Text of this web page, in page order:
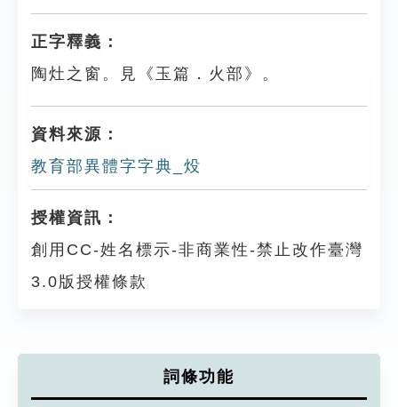
正字釋義：
陶灶之窗。見《玉篇．火部》。
資料來源：
教育部異體字字典_炈
授權資訊：
創用CC-姓名標示-非商業性-禁止改作臺灣
3.0版授權條款
詞條功能